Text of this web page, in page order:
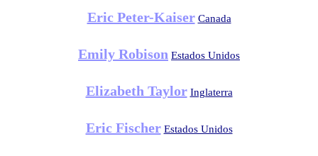
Eric Peter-Kaiser Canada
Emily Robison Estados Unidos
Elizabeth Taylor Inglaterra
Eric Fischer Estados Unidos